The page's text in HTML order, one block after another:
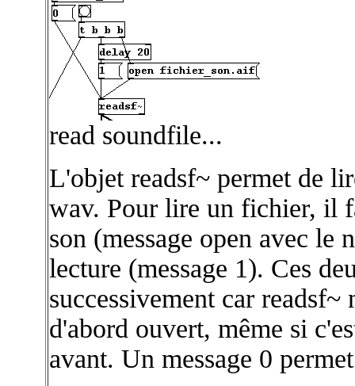
read soundfile...
L'objet readsf~ permet de
wav. Pour lire un fichier, il
son (message open avec
lecture (message 1). Ces
successivement car
d'abord ouvert, même si
avant. Un message 0